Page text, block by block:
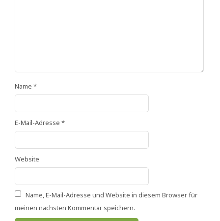
Name *
E-Mail-Adresse *
Website
Name, E-Mail-Adresse und Website in diesem Browser für
meinen nächsten Kommentar speichern.